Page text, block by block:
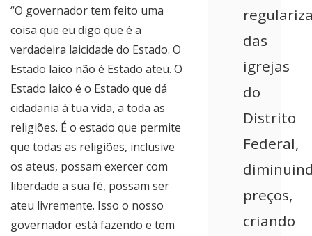
das
igrejas
do
Distrito
Federal,
preços,
criando
“O governador tem feito uma
coisa que eu digo que é a
verdadeira laicidade do Estado. O
Estado laico não é Estado ateu. O
Estado laico é o Estado que dá
cidadania à tua vida, a toda as
religiões. É o estado que permite
que todas as religiões, inclusive
os ateus, possam exercer com
liberdade a sua fé, possam ser
ateu livremente. Isso o nosso
governador está fazendo e tem